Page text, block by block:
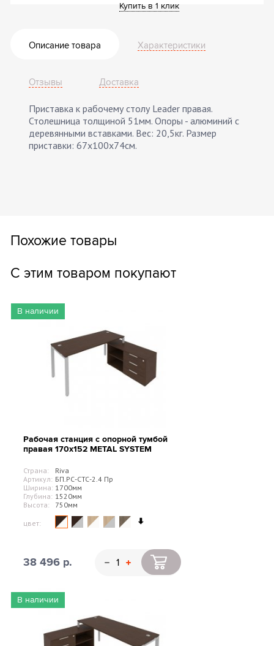
Купить в 1 клик
Описание товара Характеристики
Отзывы Доставка
Приставка к рабочему столу Leader правая.
Столешница толщиной 51мм. Опоры - алюминий с
деревянными вставками. Вес: 20,5кг. Размер
приставки: 67х100х74см.
Похожие товары
С этим товаром покупают
В наличии
Рабочая станция с опорной тумбой
правая 170х152 METAL SYSTEM
Страна:
Riva
Артикул: БП.РС-СТС-2.4 Пр
Ширина: 1700мм
Глубина: 1520мм
Высота:
750мм
цвет:
38 496 р.
В наличии